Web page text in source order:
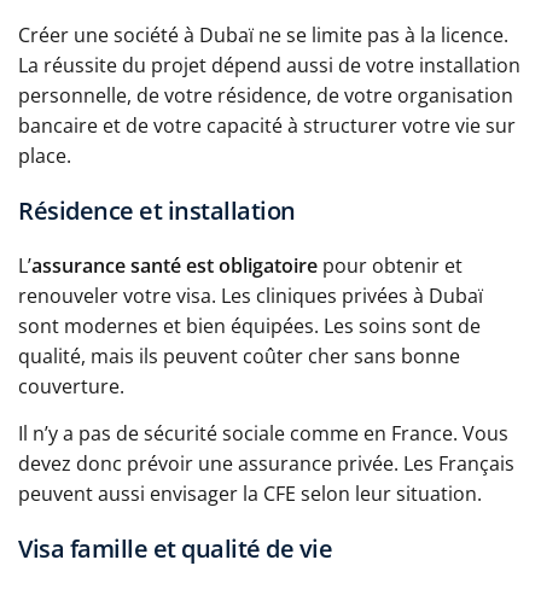
Créer une société à Dubaï ne se limite pas à la licence.
La réussite du projet dépend aussi de votre installation
personnelle, de votre résidence, de votre organisation
bancaire et de votre capacité à structurer votre vie sur
place.
Résidence et installation
L’assurance santé est obligatoire pour obtenir et
renouveler votre visa. Les cliniques privées à Dubaï
sont modernes et bien équipées. Les soins sont de
qualité, mais ils peuvent coûter cher sans bonne
couverture.
Il n’y a pas de sécurité sociale comme en France. Vous
devez donc prévoir une assurance privée. Les Français
peuvent aussi envisager la CFE selon leur situation.
Visa famille et qualité de vie